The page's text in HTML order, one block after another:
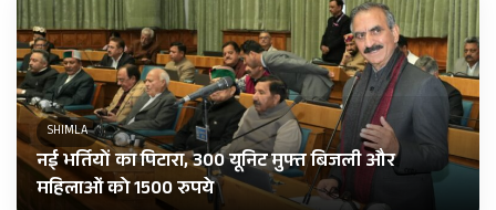
SHIMLA
नई भर्तियों का पिटारा, 300 यूनिट मुफ्त बिजली और
महिलाओं को 1500 रुपये